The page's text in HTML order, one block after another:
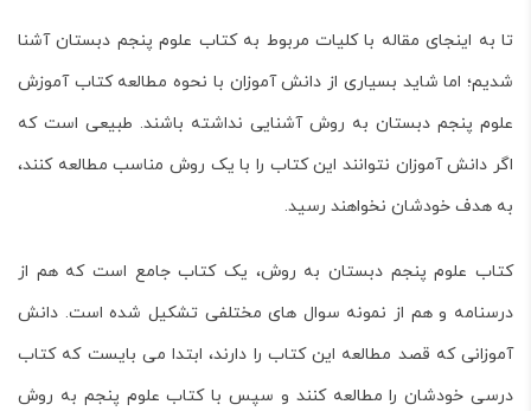
تا به اینجای مقاله با کلیات مربوط به کتاب علوم پنجم دبستان آشنا
شدیم؛ اما شاید بسیاری از دانش آموزان با نحوه مطالعه کتابآموزش
علوم پنجم دبستان به روش آشنایی نداشته باشند. طبیعی است که
اگر دانش آموزان نتوانند این کتاب را با یک روش مناسب مطالعه کنند،
به هدف خودشان نخواهند رسید.
کتاب علوم پنجم دبستان به روش، یک کتاب جامع است که هم از
درسنامه و هم از نمونه سوال های مختلفی تشکیل شده است. دانش
آموزانی که قصد مطالعه این کتاب را دارند، ابتدا می بایست که کتاب
درسی خودشان را مطالعه کنند و سپس با کتاب علوم پنجم به روش